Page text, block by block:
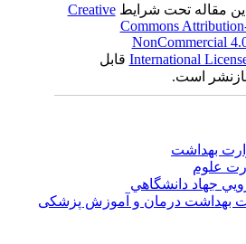
مقاله تحت شرایط Creative
Commons
Internationalقابل
است.
بهداشت
جهاد دانشگاهي
بهداشت درمان و آموزش پزشکی